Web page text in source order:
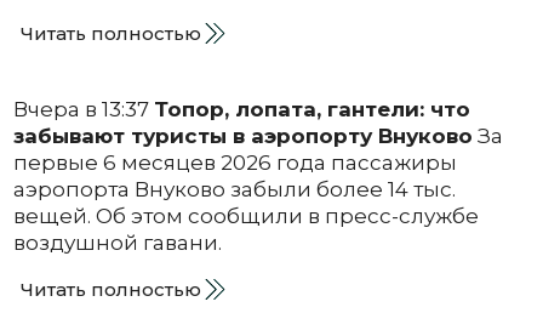
Читать полностью
Вчера в 13:37 Топор, лопата, гантели: что
забывают туристы в аэропорту Внуково За
первые 6 месяцев 2026 года пассажиры
аэропорта Внуково забыли более 14 тыс.
вещей. Об этом сообщили в пресс-службе
воздушной гавани.
Читать полностью